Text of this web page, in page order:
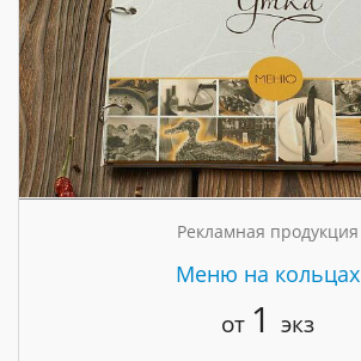
Рекламная продукция
Меню на кольцах
от 1 экз